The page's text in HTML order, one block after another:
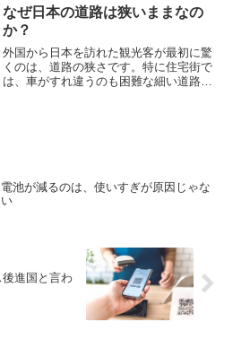
か、一緒に見ていこう。日本の社会保険
制度とは？社会保険制度は...
なぜ日本の道路は狭いままなの
か？
外国から日本を訪れた観光客が最初に驚
くのは、道路の狭さです。特に住宅街で
は、車がすれ違うのも困難な細い道路が
電池が減るのは、使いすぎが原因じゃな
い
進国と言わ